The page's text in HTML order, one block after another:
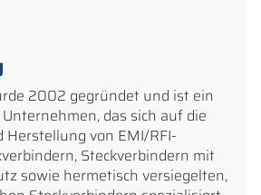
2002 gegründet und ist ein
das sich auf die
von EMI/RFI-
Steckverbindern mit
sowie hermetisch versiegelten,